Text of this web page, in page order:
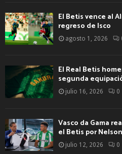
El Betis vence al
regreso de Isco
agosto 1, 2026
El Real Betis
segunda
julio 16, 2026 0
Vasco da Gama
el Betis por
julio 12, 2026 0